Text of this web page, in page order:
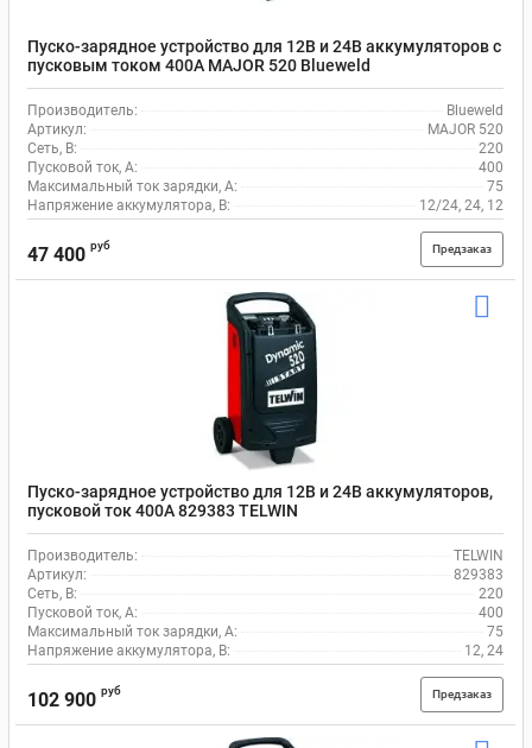
Пуско-зарядное устройство для 12В и 24В аккумуляторов с
пусковым током 400A MAJOR 520 Blueweld
Производитель:
Blueweld
Артикул:
MAJOR 520
Сеть, В:
220
Пусковой ток, A:
400
Максимальный ток зарядки, А:
75
Напряжение аккумулятора, В:
12/24, 24, 12
47 400 руб Предзаказ
Пуско-зарядное устройство для 12В и 24В аккумуляторов,
пусковой ток 400А 829383 TELWIN
Производитель:
TELWIN
Артикул:
829383
Сеть, В:
220
Пусковой ток, A:
400
Максимальный ток зарядки, А:
75
Напряжение аккумулятора, В:
12, 24
102 900 руб Предзаказ